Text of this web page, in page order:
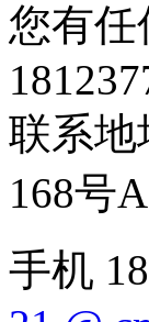
您有
联系地
168号
手机